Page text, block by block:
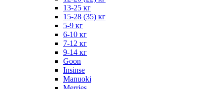
13-25 кг
15-28 (35) кг
5-9 кг
6-10 кг
7-12 кг
9-14 кг
Goon
Insinse
Manuoki